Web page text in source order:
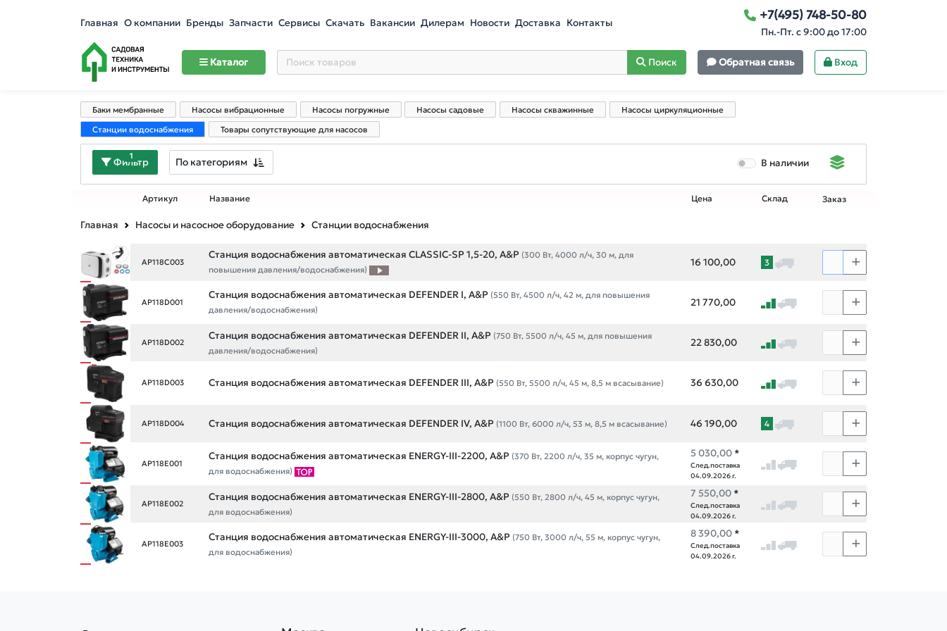
Главная О компании Бренды Запчасти Сервисы Скачать Вакансии Дилерам Новости Доставка Контакты +7(495) 748-50-80
Пн.-Пт. с 9:00 до 17:00
Каталог Поиск Обратная связь Вход
Баки мембранные Насосы вибрационные Насосы погружные Насосы садовые Насосы скважинные
Насосы циркуляционные
Станции водоснабжения
Товары сопутствующие для насосов
Фильтр
1 По категориям В наличии
Артикул Название Цена Склад Заказ
Главная Насосы и насосное оборудование Станции водоснабжения
AP118C003
Станция водоснабжения автоматическая CLASSIC-SP 1,5-20, A&P (300 Вт, 4000 л/ч, 30 м, для
повышения давления/водоснабжения)
16 100,00 3
AP118D001
Станция водоснабжения автоматическая DEFENDER I, A&P (550 Вт, 4500 л/ч, 42 м, для повышения
давления/водоснабжения)
21 770,00
AP118D002
Станция водоснабжения автоматическая DEFENDER II, A&P (750 Вт, 5500 л/ч, 45 м, для повышения
давления/водоснабжения)
22 830,00
AP118D003 Станция водоснабжения автоматическая DEFENDER III, A&P (550 Вт, 5500 л/ч, 45 м, 8,5 м всасывание) 36 630,00
AP118D004 Станция водоснабжения автоматическая DEFENDER IV, A&P (1100 Вт, 6000 л/ч, 53 м, 8,5 м всасывание) 46 190,00 4
AP118E001
Станция водоснабжения автоматическая ENERGY-III-2200, A&P (370 Вт, 2200 л/ч, 35 м, корпус чугун,
для водоснабжения)
5 030,00 *
След.поставка
04.09.2026 г.
AP118E002
Станция водоснабжения автоматическая ENERGY-III-2800, A&P (550 Вт, 2800 л/ч, 45 м, корпус чугун,
для водоснабжения)
7 550,00 *
След.поставка
04.09.2026 г.
AP118E003
Станция водоснабжения автоматическая ENERGY-III-3000, A&P (750 Вт, 3000 л/ч, 55 м, корпус чугун,
для водоснабжения)
8 390,00 *
След.поставка
04.09.2026 г.